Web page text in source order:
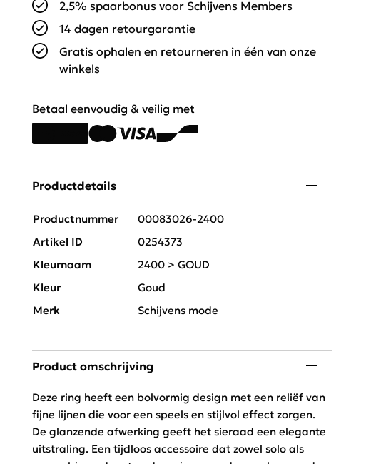
2,5% spaarbonus voor Schijvens Members
14 dagen retourgarantie
Gratis ophalen en retourneren in één van onze
winkels
Betaal eenvoudig & veilig met
Productdetails
Productnummer
00083026-2400
Artikel ID
0254373
Kleurnaam
2400 > GOUD
Kleur
Goud
Merk
Schijvens mode
Product omschrijving
Deze ring heeft een bolvormig design met een reliëf van
fijne lijnen die voor een speels en stijlvol effect zorgen.
De glanzende afwerking geeft het sieraad een elegante
uitstraling. Een tijdloos accessoire dat zowel solo als